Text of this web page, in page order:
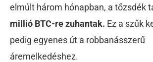
elmúlt három hónapban, a tőzsdék
millió BTC-re zuhantak. Ez a szűk
pedig egyenes út a robbanásszerű
áremelkedéshez.